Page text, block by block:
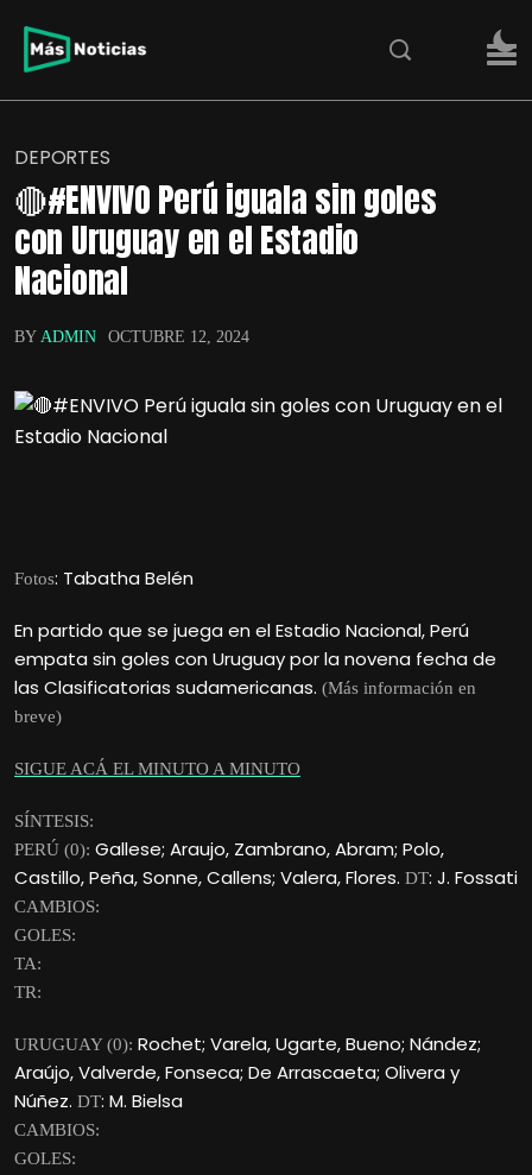
DEPORTES
🔴#ENVIVO Perú iguala sin goles
con Uruguay en el Estadio
Nacional
BY ADMIN OCTUBRE 12, 2024
Fotos: Tabatha Belén
En partido que se juega en el Estadio Nacional, Perú
empata sin goles con Uruguay por la novena fecha de
las Clasificatorias sudamericanas. (Más información en
breve)
SIGUE ACÁ EL MINUTO A MINUTO
SÍNTESIS:
PERÚ (0): Gallese; Araujo, Zambrano, Abram; Polo,
Castillo, Peña, Sonne, Callens; Valera, Flores. DT: J. Fossati
CAMBIOS:
GOLES:
TA:
TR:
URUGUAY (0): Rochet; Varela, Ugarte, Bueno; Nández;
Araújo, Valverde, Fonseca; De Arrascaeta; Olivera y
Núñez. DT: M. Bielsa
CAMBIOS:
GOLES: